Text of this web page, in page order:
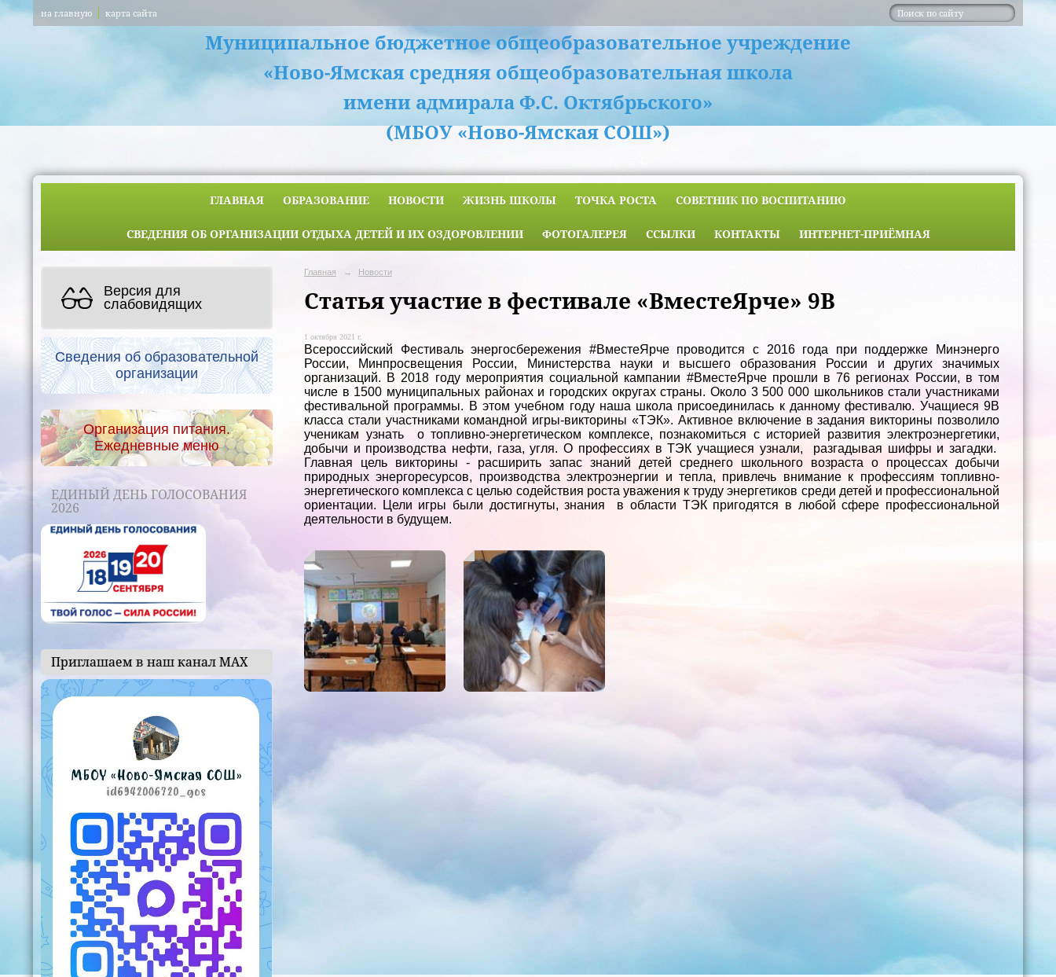
на главную карта сайта
Муниципальное бюджетное общеобразовательное учреждение
«Ново-Ямская средняя общеобразовательная школа
имени адмирала Ф.С. Октябрьского»
(МБОУ «Ново-Ямская СОШ»)
ГЛАВНАЯ ОБРАЗОВАНИЕ НОВОСТИ ЖИЗНЬ ШКОЛЫ ТОЧКА РОСТА СОВЕТНИК ПО ВОСПИТАНИЮ
СВЕДЕНИЯ ОБ ОРГАНИЗАЦИИ ОТДЫХА ДЕТЕЙ И ИХ ОЗДОРОВЛЕНИИ ФОТОГАЛЕРЕЯ ССЫЛКИ КОНТАКТЫ ИНТЕРНЕТ-ПРИЁМНАЯ
Версия для
слабовидящих
Сведения об образовательной
организации
Организация питания.
Ежедневные меню
ЕДИНЫЙ ДЕНЬ ГОЛОСОВАНИЯ
2026
Приглашаем в наш канал МАХ
Главная → Новости
Статья участие в фестивале «ВместеЯрче» 9В
1 октября 2021 г.
Всероссийский Фестиваль энергосбережения #ВместеЯрче проводится с 2016 года при поддержке Минэнерго
России, Минпросвещения России, Министерства науки и высшего образования России и других значимых
организаций. В 2018 году мероприятия социальной кампании #ВместеЯрче прошли в 76 регионах России, в том
числе в 1500 муниципальных районах и городских округах страны. Около 3 500 000 школьников стали участниками
фестивальной программы. В этом учебном году наша школа присоединилась к данному фестивалю. Учащиеся 9В
класса стали участниками командной игры-викторины «ТЭК». Активное включение в задания викторины позволило
ученикам узнать о топливно-энергетическом комплексе, познакомиться с историей развития электроэнергетики,
добычи и производства нефти, газа, угля. О профессиях в ТЭК учащиеся узнали, разгадывая шифры и загадки.
Главная цель викторины - расширить запас знаний детей среднего школьного возраста о процессах добычи
природных энергоресурсов, производства электроэнергии и тепла, привлечь внимание к профессиям топливно-
энергетического комплекса с целью содействия роста уважения к труду энергетиков среди детей и профессиональной
ориентации. Цели игры были достигнуты, знания в области ТЭК пригодятся в любой сфере профессиональной
деятельности в будущем.